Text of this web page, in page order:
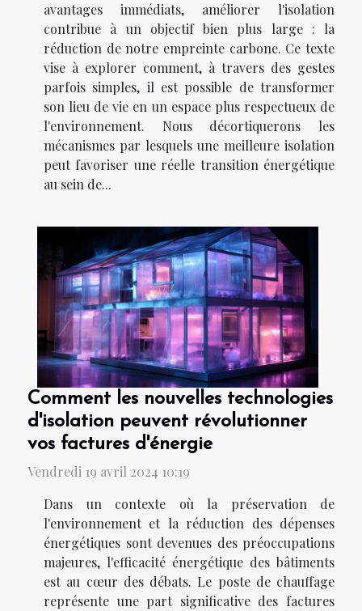
avantages immédiats, améliorer l'isolation
contribue à un objectif bien plus large : la
réduction de notre empreinte carbone. Ce texte
vise à explorer comment, à travers des gestes
parfois simples, il est possible de transformer
son lieu de vie en un espace plus respectueux de
l'environnement. Nous décortiquerons les
mécanismes par lesquels une meilleure isolation
peut favoriser une réelle transition énergétique
au sein de...
Comment les nouvelles technologies
d'isolation peuvent révolutionner
vos factures d'énergie
Vendredi 19 avril 2024 10:19
Dans un contexte où la préservation de
l'environnement et la réduction des dépenses
énergétiques sont devenues des préoccupations
majeures, l'efficacité énergétique des bâtiments
est au cœur des débats. Le poste de chauffage
représente une part significative des factures